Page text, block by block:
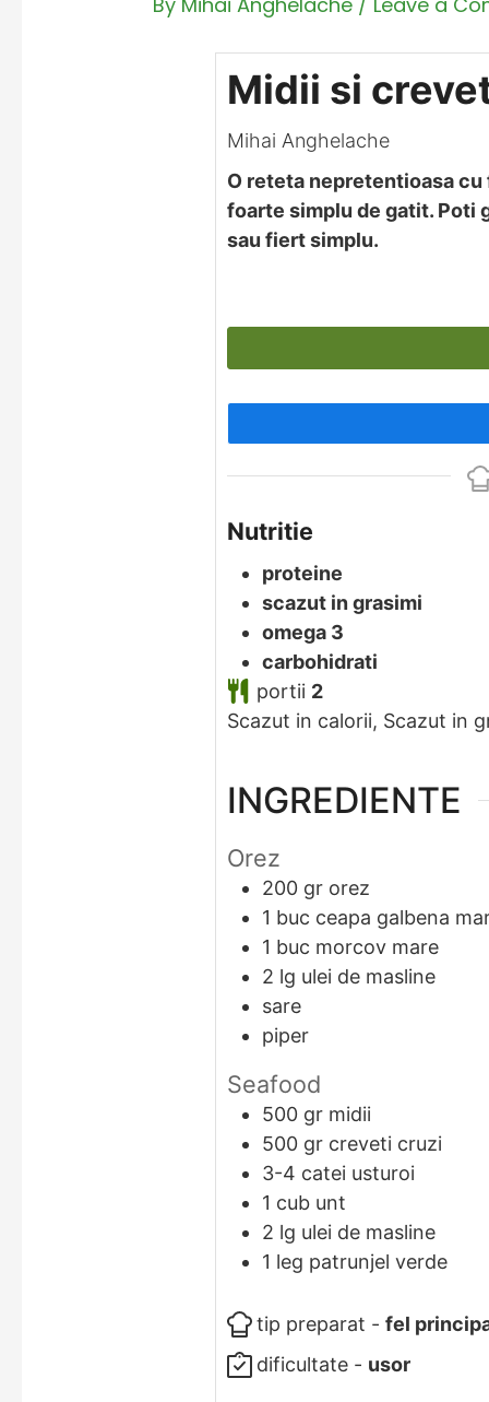
Midii si
Mihai Anghelache
O reteta nepretentioasa cu
foarte simplu de gatit. Poti
sau fiert simplu.
Nutritie
proteine
scazut in grasimi
omega 3
carbohidrati
portii 2
Scazut in calorii, Scazut in
INGREDIENTE
Orez
200 gr orez
1 buc ceapa galbena
1 buc morcov mare
2 lg ulei de masline
sare
piper
Seafood
500 gr midii
500 gr creveti cruzi
3-4 catei usturoi
1 cub unt
2 lg ulei de masline
1 leg patrunjel verde
tip preparat -fel
dificultate - usor